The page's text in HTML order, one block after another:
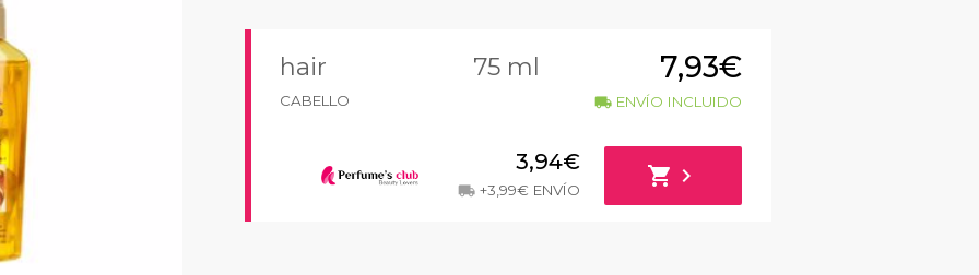
hair
CABELLO
75 ml 7,93€
local_shipping ENVÍO INCLUIDO
3,94€
local_shipping+3,99€ ENVÍO
shopping_cart chevron_right